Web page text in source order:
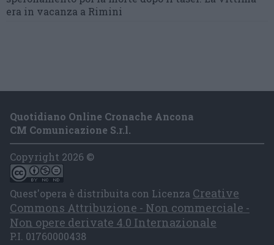
era in vacanza a Rimini
Quotidiano Online Cronache Ancona
CM Comunicazione S.r.l.
Copyright 2026 ©
Quest'opera è distribuita con Licenza Creative
Commons Attribuzione - Non commerciale -
Non opere derivate 4.0 Internazionale
P.I. 01760000438